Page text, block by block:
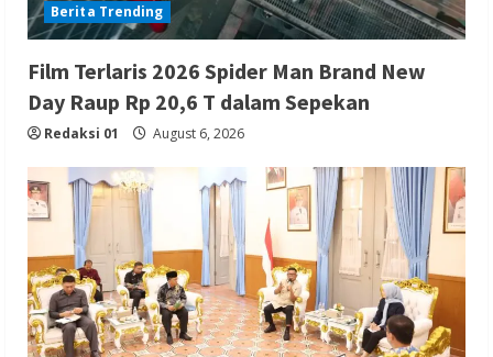
Berita Trending
Film Terlaris 2026 Spider Man Brand New
Day Raup Rp 20,6 T dalam Sepekan
Redaksi 01 August 6, 2026